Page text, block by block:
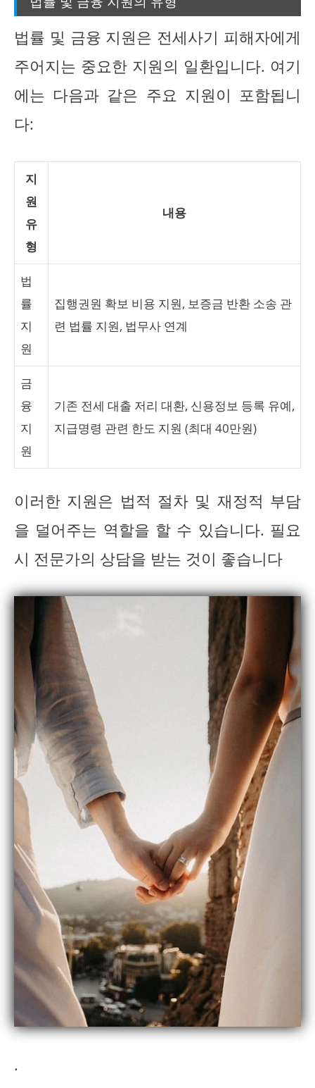
법률 및 금융 지원은 전세사기 피해자에게
주어지는 중요한 지원의 일환입니다. 여기
에는 다음과 같은 주요 지원이 포함됩니
다:
지
원
유
형
내용
법
률
지
원
집행권원 확보 비용 지원, 보증금 반환 소송 관
련 법률 지원, 법무사 연계
금
융
지
원
기존 전세 대출 저리 대환, 신용정보 등록 유예,
지급명령 관련 한도 지원 (최대 40만원)
이러한 지원은 법적 절차 및 재정적 부담
을 덜어주는 역할을 할 수 있습니다. 필요
시 전문가의 상담을 받는 것이 좋습니다
.